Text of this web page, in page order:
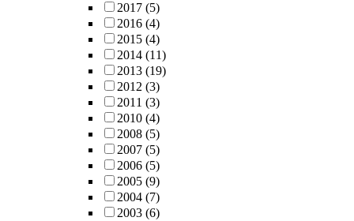
2017 (5)
2016 (4)
2015 (4)
2014 (11)
2013 (19)
2012 (3)
2011 (3)
2010 (4)
2008 (5)
2007 (5)
2006 (5)
2005 (9)
2004 (7)
2003 (6)